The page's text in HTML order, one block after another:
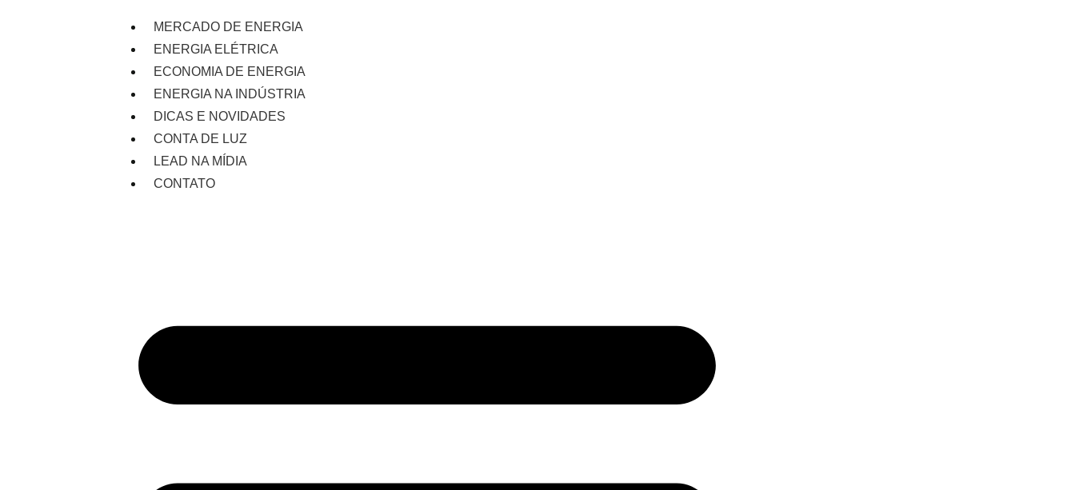
MERCADO DE ENERGIA
ENERGIA ELÉTRICA
ECONOMIA DE ENERGIA
ENERGIA NA INDÚSTRIA
DICAS E NOVIDADES
CONTA DE LUZ
LEAD NA MÍDIA
CONTATO